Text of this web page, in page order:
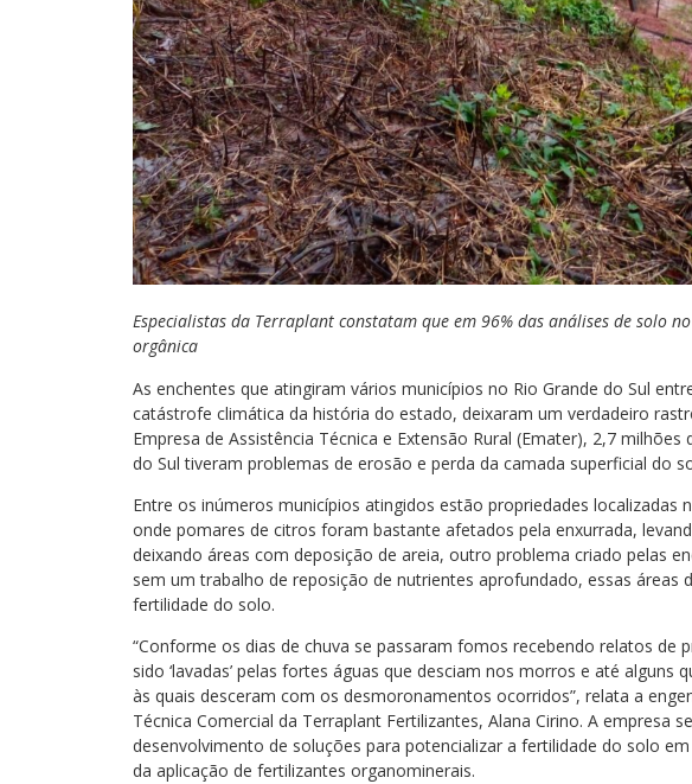
Especialistas da Terraplant constatam que em 96% das análises de solo
orgânica
As enchentes que atingiram vários municípios no Rio Grande do Sul
catástrofe climática da história do estado, deixaram um verdadeiro
Empresa de Assistência Técnica e Extensão Rural (Emater), 2,7
do Sul tiveram problemas de erosão e perda da camada superficial do
Entre os inúmeros municípios atingidos estão propriedades localizadas
onde pomares de citros foram bastante afetados pela enxurrada,
deixando áreas com deposição de areia, outro problema criado pelas
sem um trabalho de reposição de nutrientes aprofundado, essas áreas
fertilidade do solo.
“Conforme os dias de chuva se passaram fomos recebendo relatos de
sido ‘lavadas’ pelas fortes águas que desciam nos morros e até alguns
às quais desceram com os desmoronamentos ocorridos”, relata a
Técnica Comercial da Terraplant Fertilizantes, Alana Cirino. A empresa
desenvolvimento de soluções para potencializar a fertilidade do solo
da aplicação de fertilizantes organominerais.